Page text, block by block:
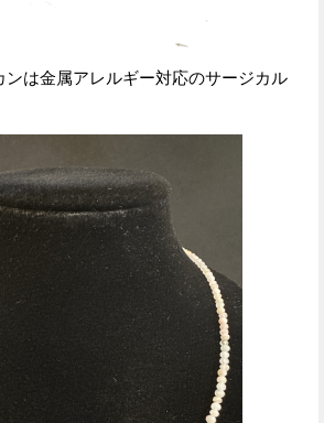
ンは金属アレルギー対応のサージカル